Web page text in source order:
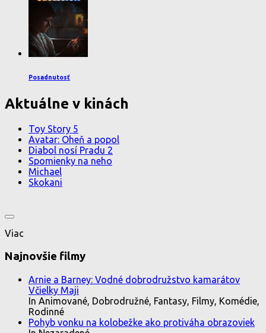
Posadnutosť
Aktuálne v kinách
Toy Story 5
Avatar: Oheň a popol
Diabol nosí Pradu 2
Spomienky na neho
Michael
Skokani
Viac
Najnovšie filmy
Arnie a Barney: Vodné dobrodružstvo kamarátov
Včielky Maji
In Animované, Dobrodružné, Fantasy, Filmy, Komédie,
Rodinné
Pohyb vonku na kolobežke ako protiváha obrazoviek